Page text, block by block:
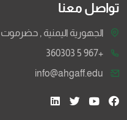
تواصل معنا
الجهورية اليمنية ,
+967 5 360303
info@ahgaff.edu